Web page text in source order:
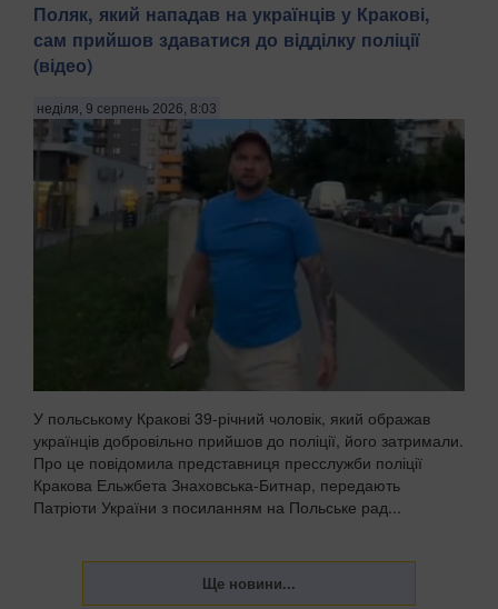
Поляк, який нападав на українців у Кракові,
сам прийшов здаватися до відділку поліції
(відео)
неділя, 9 серпень 2026, 8:03
У польському Кракові 39-річний чоловік, який ображав
українців добровільно прийшов до поліції, його затримали.
Про це повідомила представниця пресслужби поліції
Кракова Ельжбета Знаховська-Битнар, передають
Патріоти України з посиланням на Польське рад...